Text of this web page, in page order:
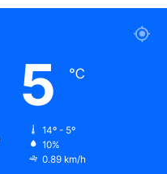
5 ℃
14º - 5º
10%
0.89 km/h